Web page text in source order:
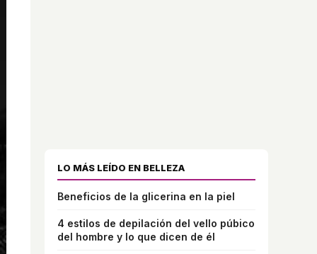
LO MÁS LEÍDO EN BELLEZA
Beneficios de la glicerina en la piel
4 estilos de depilación del vello púbico
del hombre y lo que dicen de él